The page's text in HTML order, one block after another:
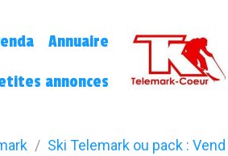
Annuaire
annonces
Ski Telemark ou pack :